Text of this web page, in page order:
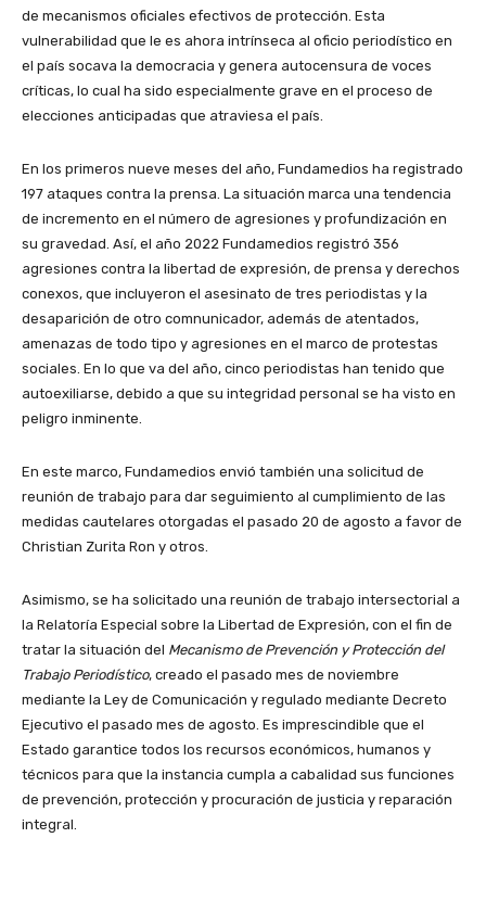
de mecanismos oficiales efectivos de protección. Esta
vulnerabilidad que le es ahora intrínseca al oficio periodístico en
el país socava la democracia y genera autocensura de voces
críticas, lo cual ha sido especialmente grave en el proceso de
elecciones anticipadas que atraviesa el país.
En los primeros nueve meses del año, Fundamedios ha registrado
197 ataques contra la prensa. La situación marca una tendencia
de incremento en el número de agresiones y profundización en
su gravedad. Así, el año 2022 Fundamedios registró 356
agresiones contra la libertad de expresión, de prensa y derechos
conexos, que incluyeron el asesinato de tres periodistas y la
desaparición de otro comnunicador, además de atentados,
amenazas de todo tipo y agresiones en el marco de protestas
sociales. En lo que va del año, cinco periodistas han tenido que
autoexiliarse, debido a que su integridad personal se ha visto en
peligro inminente.
En este marco, Fundamedios envió también una solicitud de
reunión de trabajo para dar seguimiento al cumplimiento de las
medidas cautelares otorgadas el pasado 20 de agosto a favor de
Christian Zurita Ron y otros.
Asimismo, se ha solicitado una reunión de trabajo intersectorial a
la Relatoría Especial sobre la Libertad de Expresión, con el fin de
tratar la situación del Mecanismo de Prevención y Protección del
Trabajo Periodístico, creado el pasado mes de noviembre
mediante la Ley de Comunicación y regulado mediante Decreto
Ejecutivo el pasado mes de agosto. Es imprescindible que el
Estado garantice todos los recursos económicos, humanos y
técnicos para que la instancia cumpla a cabalidad sus funciones
de prevención, protección y procuración de justicia y reparación
integral.